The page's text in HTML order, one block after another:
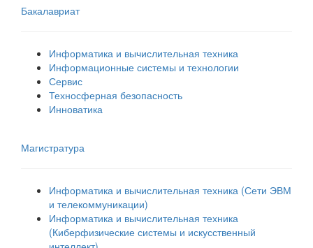
Бакалавриат
Информатика и вычислительная техника
Информационные системы и технологии
Сервис
Техносферная безопасность
Инноватика
Магистратура
Информатика и вычислительная техника (Сети ЭВМ
и телекоммуникации)
Информатика и вычислительная техника
(Киберфизические системы и искусственный